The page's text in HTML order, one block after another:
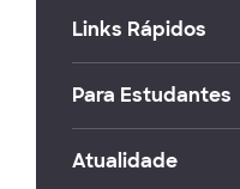
Links Rápidos
Para Estudantes
Atualidade